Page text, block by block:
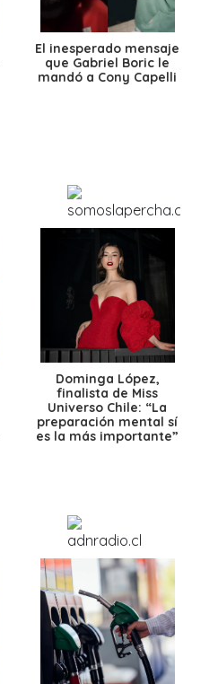
El inesperado mensaje
que Gabriel Boric le
mandó a Cony Capelli
Dominga López,
finalista de Miss
Universo Chile: “La
preparación mental sí
es la más importante”